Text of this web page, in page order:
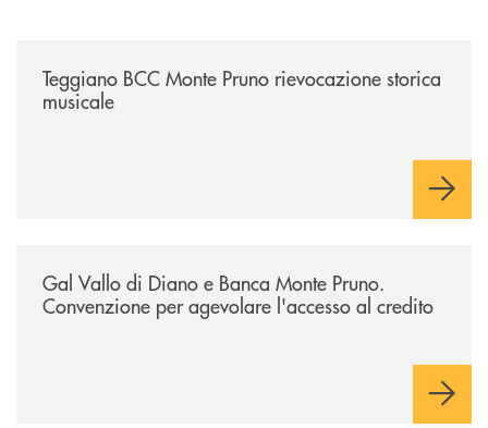
Teggiano BCC Monte Pruno rievocazione storica
musicale
Gal Vallo di Diano e Banca Monte Pruno.
Convenzione per agevolare l'accesso al credito